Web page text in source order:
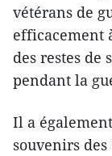
vétérans de
efficacement
des restes de
pendant la
Il a
souvenirs